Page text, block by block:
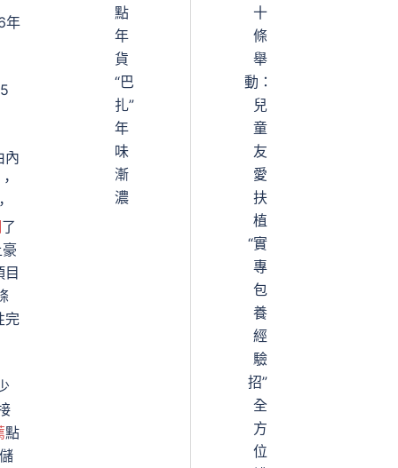
年
內
了
完
點
點
年
貨
“巴
扎”
年
味
漸
濃
十
條
舉
動：
兒
童
友
愛
扶
植
“實
專
包
養
經
驗
招”
全
方
位